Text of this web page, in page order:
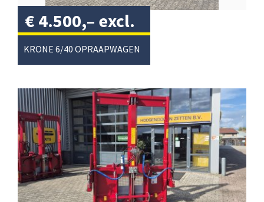
KRONE 6/40 OPRAAPWAGEN
€ 4.500,– excl.
btw/